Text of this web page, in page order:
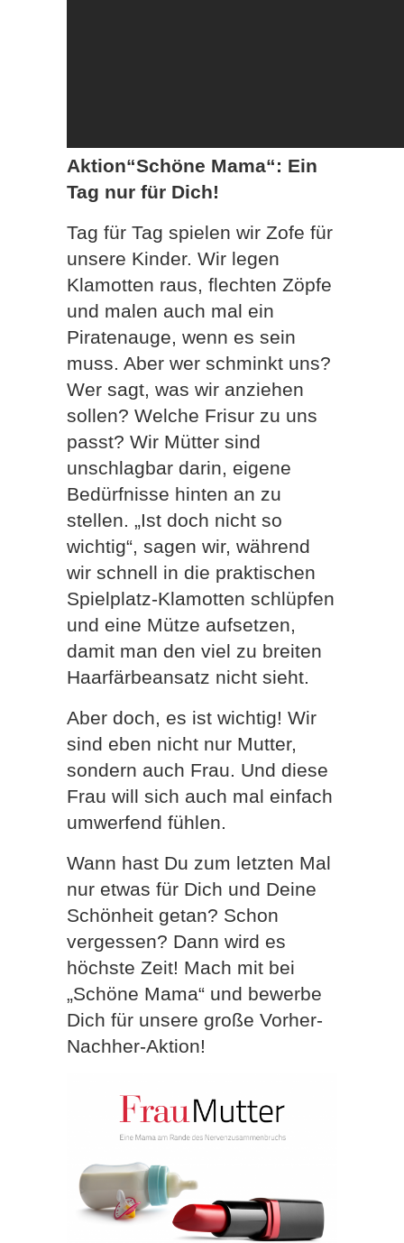
Aktion“Schöne Mama“: Ein
Tag nur für Dich!
Tag für Tag spielen wir Zofe für
unsere Kinder. Wir legen
Klamotten raus, flechten Zöpfe
und malen auch mal ein
Piratenauge, wenn es sein
muss. Aber wer schminkt uns?
Wer sagt, was wir anziehen
sollen? Welche Frisur zu uns
passt? Wir Mütter sind
unschlagbar darin, eigene
Bedürfnisse hinten an zu
stellen. „Ist doch nicht so
wichtig“, sagen wir, während
wir schnell in die praktischen
Spielplatz-Klamotten schlüpfen
und eine Mütze aufsetzen,
damit man den viel zu breiten
Haarfärbeansatz nicht sieht.
Aber doch, es ist wichtig! Wir
sind eben nicht nur Mutter,
sondern auch Frau. Und diese
Frau will sich auch mal einfach
umwerfend fühlen.
Wann hast Du zum letzten Mal
nur etwas für Dich und Deine
Schönheit getan? Schon
vergessen? Dann wird es
höchste Zeit! Mach mit bei
„Schöne Mama“ und bewerbe
Dich für unsere große Vorher-
Nachher-Aktion!